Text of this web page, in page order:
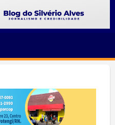
SILVERIO
ALVES